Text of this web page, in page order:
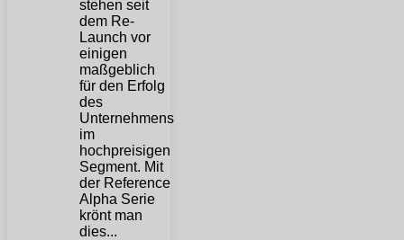
stehen seit
dem Re-
Launch vor
einigen
maßgeblich
für den Erfolg
des
Unternehmens
im
hochpreisigen
Segment. Mit
der Reference
Alpha Serie
krönt man
dies...